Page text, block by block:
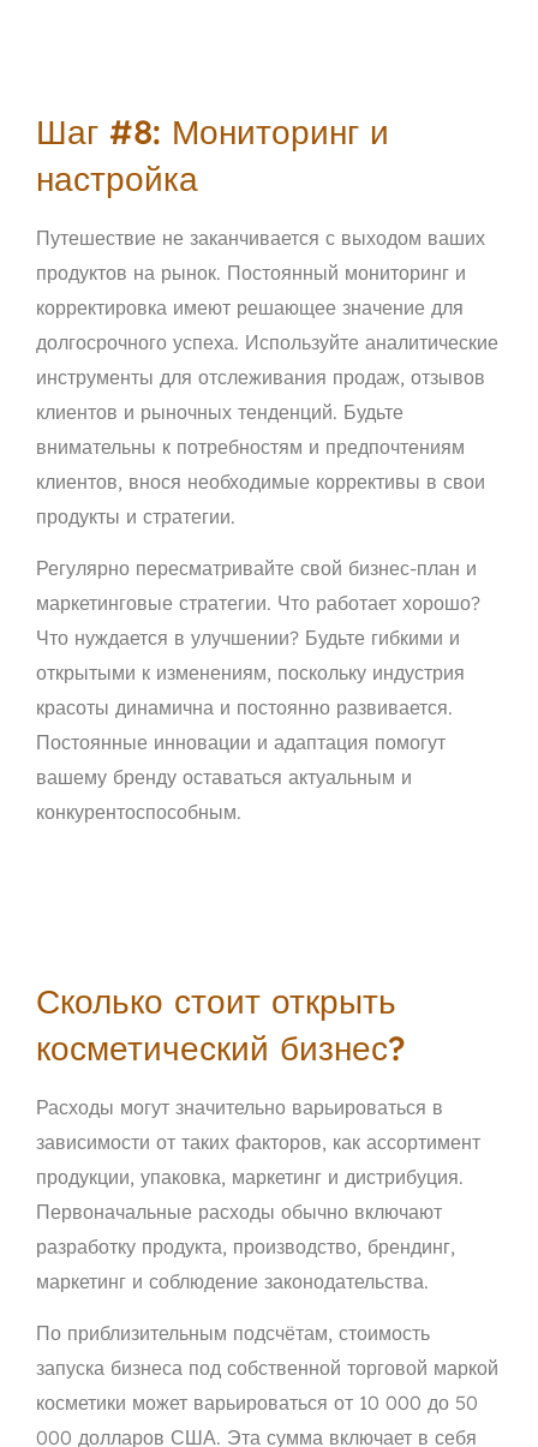
Шаг #8: Мониторинг и
настройка
Путешествие не заканчивается с выходом ваших
продуктов на рынок. Постоянный мониторинг и
корректировка имеют решающее значение для
долгосрочного успеха. Используйте аналитические
инструменты для отслеживания продаж, отзывов
клиентов и рыночных тенденций. Будьте
внимательны к потребностям и предпочтениям
клиентов, внося необходимые коррективы в свои
продукты и стратегии.
Регулярно пересматривайте свой бизнес-план и
маркетинговые стратегии. Что работает хорошо?
Что нуждается в улучшении? Будьте гибкими и
открытыми к изменениям, поскольку индустрия
красоты динамична и постоянно развивается.
Постоянные инновации и адаптация помогут
вашему бренду оставаться актуальным и
конкурентоспособным.
Сколько стоит открыть
косметический бизнес?
Расходы могут значительно варьироваться в
зависимости от таких факторов, как ассортимент
продукции, упаковка, маркетинг и дистрибуция.
Первоначальные расходы обычно включают
разработку продукта, производство, брендинг,
маркетинг и соблюдение законодательства.
По приблизительным подсчётам, стоимость
запуска бизнеса под собственной торговой маркой
косметики может варьироваться от 10 000 до 50
000 долларов США. Эта сумма включает в себя